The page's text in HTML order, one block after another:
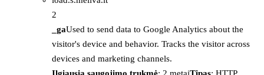
2
_gaUsed to send data to Google Analytics about the
visitor's device and behavior. Tracks the visitor across
devices and marketing channels.
Ilgiausia saugojimo trukmė: 2 metaiTipas: HTTP